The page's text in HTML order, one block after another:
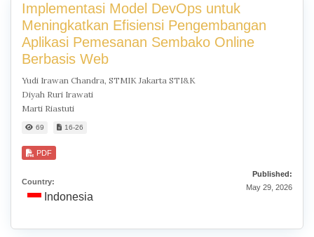
Implementasi Model DevOps untuk
Meningkatkan Efisiensi Pengembangan
Aplikasi Pemesanan Sembako Online
Berbasis Web
Yudi Irawan Chandra, STMIK Jakarta STI&K
Diyah Ruri Irawati
Marti Riastuti
69 16-26
PDF
Country:
Indonesia
Published:
May 29, 2026